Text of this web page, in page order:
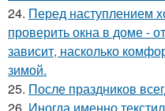
24. Перед наступлением
проверить окна в доме -
зависит, насколько
зимой.
25. После праздников
26. Иногда именно